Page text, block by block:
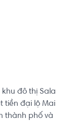
đô thị Sala
tiền đại lộ Mai
thành phố và